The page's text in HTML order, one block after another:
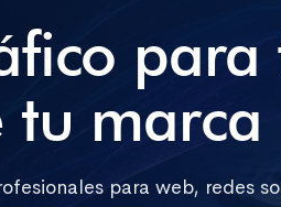
tu marca
para web, redes